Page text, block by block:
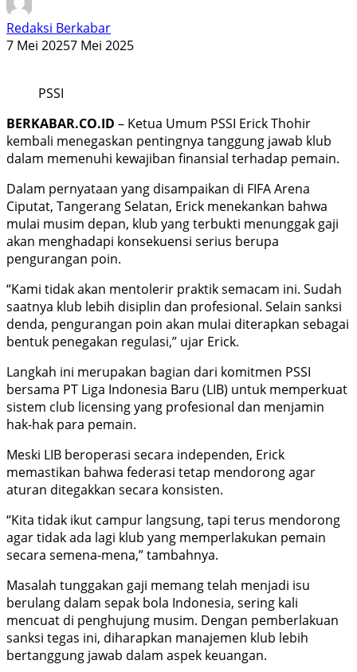
Redaksi Berkabar
7 Mei 20257 Mei 2025
PSSI
BERKABAR.CO.ID – Ketua Umum PSSI Erick Thohir
kembali menegaskan pentingnya tanggung jawab klub
dalam memenuhi kewajiban finansial terhadap pemain.
Dalam pernyataan yang disampaikan di FIFA Arena
Ciputat, Tangerang Selatan, Erick menekankan bahwa
mulai musim depan, klub yang terbukti menunggak gaji
akan menghadapi konsekuensi serius berupa
pengurangan poin.
“Kami tidak akan mentolerir praktik semacam ini. Sudah
saatnya klub lebih disiplin dan profesional. Selain sanksi
denda, pengurangan poin akan mulai diterapkan sebagai
bentuk penegakan regulasi,” ujar Erick.
Langkah ini merupakan bagian dari komitmen PSSI
bersama PT Liga Indonesia Baru (LIB) untuk memperkuat
sistem club licensing yang profesional dan menjamin
hak-hak para pemain.
Meski LIB beroperasi secara independen, Erick
memastikan bahwa federasi tetap mendorong agar
aturan ditegakkan secara konsisten.
“Kita tidak ikut campur langsung, tapi terus mendorong
agar tidak ada lagi klub yang memperlakukan pemain
secara semena-mena,” tambahnya.
Masalah tunggakan gaji memang telah menjadi isu
berulang dalam sepak bola Indonesia, sering kali
mencuat di penghujung musim. Dengan pemberlakuan
sanksi tegas ini, diharapkan manajemen klub lebih
bertanggung jawab dalam aspek keuangan.